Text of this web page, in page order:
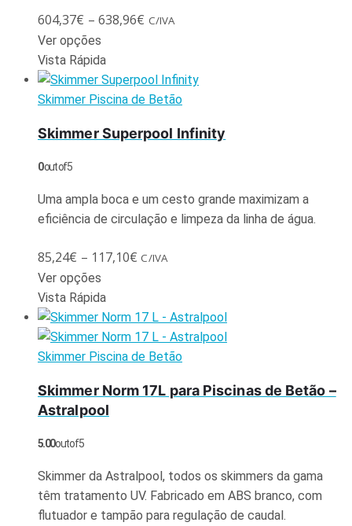
604,37€ – 638,96€ C/IVA
Ver opções
Vista Rápida
Skimmer Piscina de Betão
Skimmer Superpool Infinity
0out of 5
Uma ampla boca e um cesto grande maximizam a
eficiência de circulação e limpeza da linha de água.
85,24€ – 117,10€ C/IVA
Ver opções
Vista Rápida
Skimmer Piscina de Betão
Skimmer Norm 17L para Piscinas de Betão –
Astralpool
5.00out of 5
Skimmer da Astralpool, todos os skimmers da gama
têm tratamento UV. Fabricado em ABS branco, com
flutuador e tampão para regulação de caudal.